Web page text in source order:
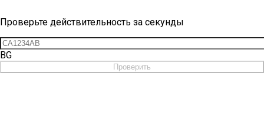
Проверьте действительность за секунды
BG
Проверить